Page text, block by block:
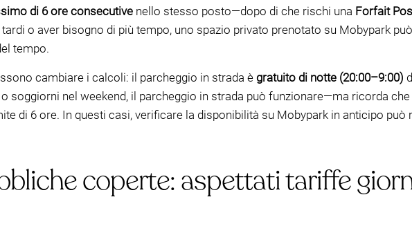
di 6 ore consecutive nello stesso posto—dopo di che rischi una Forfait
o aver bisogno di più tempo, uno spazio privato prenotato su Mobypark
tempo.
cambiare i calcoli: il parcheggio in strada è gratuito di notte (20:00–9:00)
soggiorni nel weekend, il parcheggio in strada può funzionare—ma ricorda
di 6 ore. In questi casi, verificare la disponibilità su Mobypark in anticipo può
coperte: aspettati tariffe